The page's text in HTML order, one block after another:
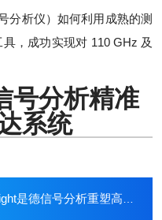
分析仪）如何利用成熟的测
，成功实现对 110 GHz 及
号分析精准
系统
信号分析重塑高频信号测试